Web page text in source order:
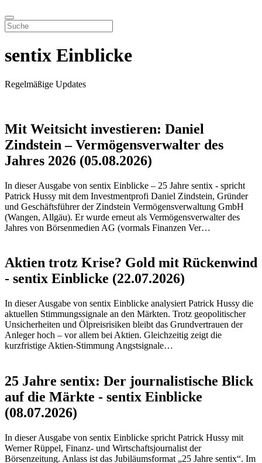
sentix Einblicke
Regelmäßige Updates
Mit Weitsicht investieren: Daniel
Zindstein – Vermögensverwalter des
Jahres 2026 (05.08.2026)
In dieser Ausgabe von sentix Einblicke – 25 Jahre sentix - spricht
Patrick Hussy mit dem Investmentprofi Daniel Zindstein, Gründer
und Geschäftsführer der Zindstein Vermögensverwaltung GmbH
(Wangen, Allgäu). Er wurde erneut als Vermögensverwalter des
Jahres von Börsenmedien AG (vormals Finanzen Ver…
Aktien trotz Krise? Gold mit Rückenwind
- sentix Einblicke (22.07.2026)
In dieser Ausgabe von sentix Einblicke analysiert Patrick Hussy die
aktuellen Stimmungssignale an den Märkten. Trotz geopolitischer
Unsicherheiten und Ölpreisrisiken bleibt das Grundvertrauen der
Anleger hoch – vor allem bei Aktien. Gleichzeitig zeigt die
kurzfristige Aktien-Stimmung Angstsignale…
25 Jahre sentix: Der journalistische Blick
auf die Märkte - sentix Einblicke
(08.07.2026)
In dieser Ausgabe von sentix Einblicke spricht Patrick Hussy mit
Werner Rüppel, Finanz- und Wirtschaftsjournalist der
Börsenzeitung. Anlass ist das Jubiläumsformat „25 Jahre sentix“. Im